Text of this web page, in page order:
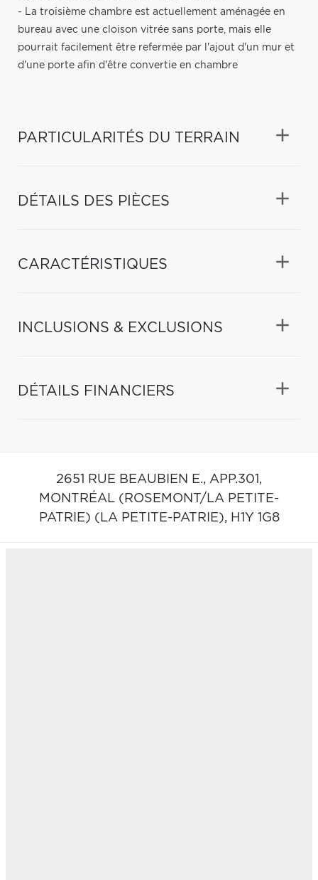
- La troisième chambre est actuellement aménagée en
bureau avec une cloison vitrée sans porte, mais elle
pourrait facilement être refermée par l'ajout d'un mur et
d'une porte afin d'être convertie en chambre
PARTICULARITÉS DU TERRAIN
DÉTAILS DES PIÈCES
CARACTÉRISTIQUES
INCLUSIONS & EXCLUSIONS
DÉTAILS FINANCIERS
2651 RUE BEAUBIEN E., APP.301,
MONTRÉAL (ROSEMONT/LA PETITE-
PATRIE) (LA PETITE-PATRIE), H1Y 1G8